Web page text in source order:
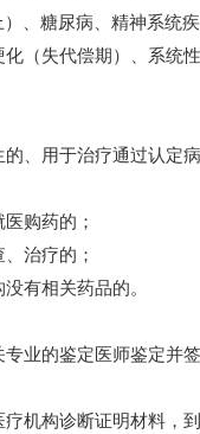
、糖尿病、精神系
（失代偿期）、系
用于治疗通过认定
购药的；
治疗的；
有相关药品的。
的鉴定医师鉴定并
构诊断证明材料，到